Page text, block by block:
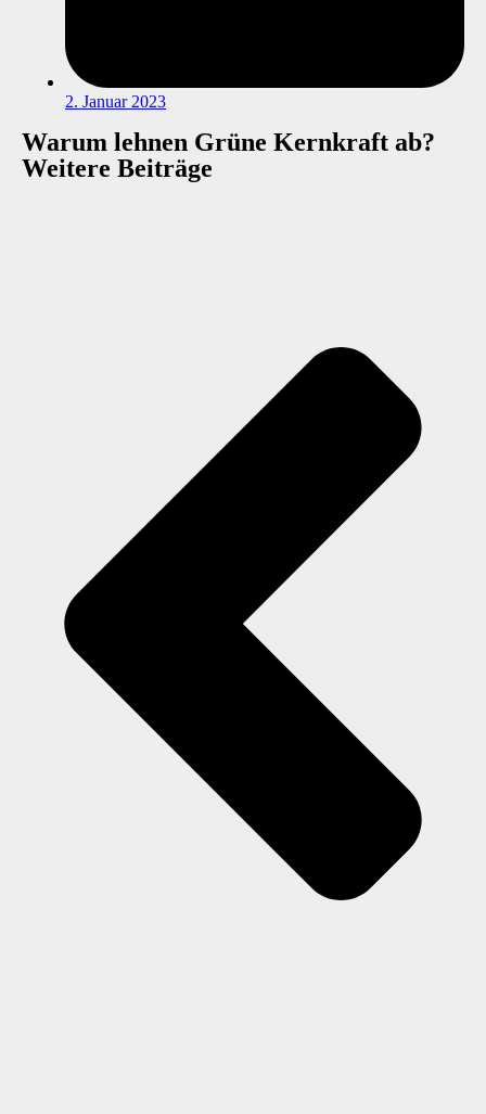
2. Januar 2023
Warum lehnen Grüne Kernkraft ab?
Weitere Beiträge